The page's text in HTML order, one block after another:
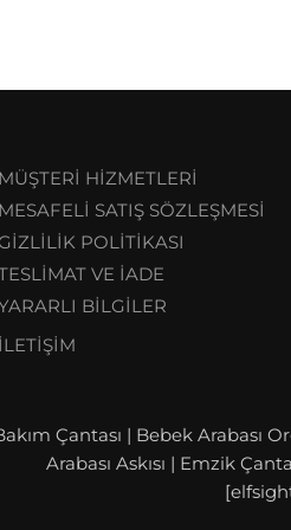
MÜŞTERİ HİZMETLERİ
MESAFELİ SATIŞ SÖZLEŞMESİ
POLİTİKASI
VE İADE
BİLGİLER
İLETİŞİM
Çantası | Bebek Arabası
Arabası Askısı | Emzik